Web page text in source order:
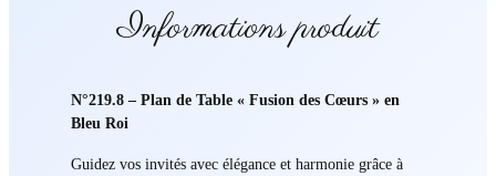
Informations produit
N°219.8 – Plan de Table « Fusion des Cœurs » en
Bleu Roi
Guidez vos invités avec élégance et harmonie grâce à